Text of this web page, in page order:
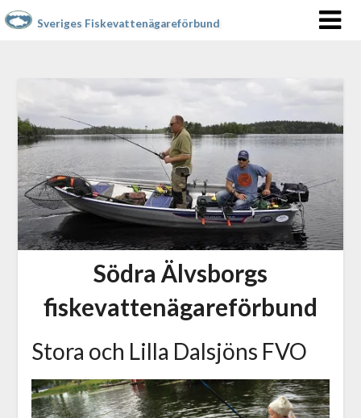
Sveriges Fiskevattenägareförbund
Södra Älvsborgs
fiskevattenägareförbund
Stora och Lilla Dalsjöns FVO